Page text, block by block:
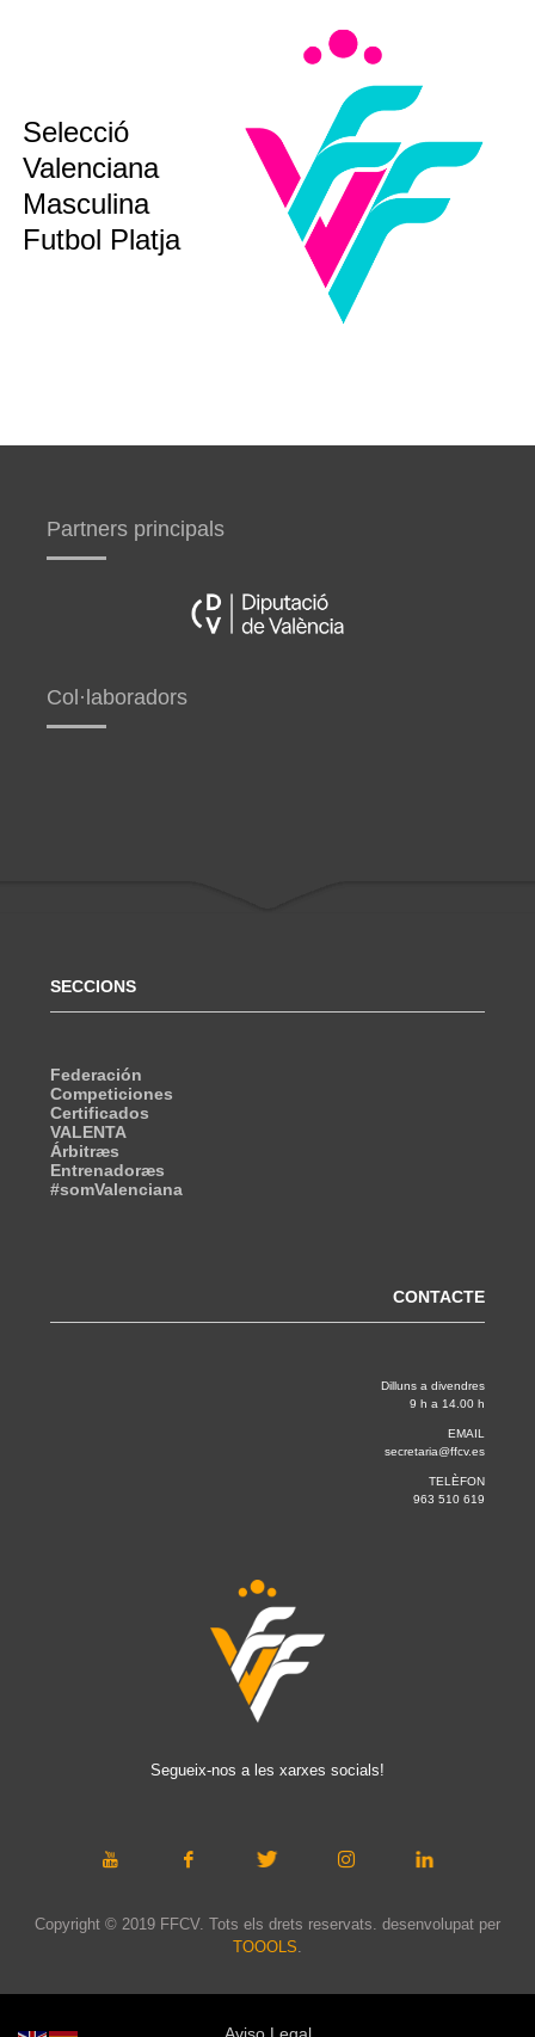
Selecció
Valenciana
Masculina
Futbol Platja
Partners principals
Col·laboradors
SECCIONS
Federación
Competiciones
Certificados
VALENTA
Árbitræs
Entrenadoræs
#somValenciana
CONTACTE
Dilluns a divendres
9 h a 14.00 h
EMAIL
secretaria@ffcv.es
TELÈFON
963 510 619
Segueix-nos a les xarxes socials!
Copyright © 2019 FFCV. Tots els drets reservats. desenvolupat per
TOOOLS.